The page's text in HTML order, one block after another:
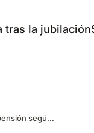
tras la jubilación
Porcentaje de pensión según años cotizados (tabla y euros)